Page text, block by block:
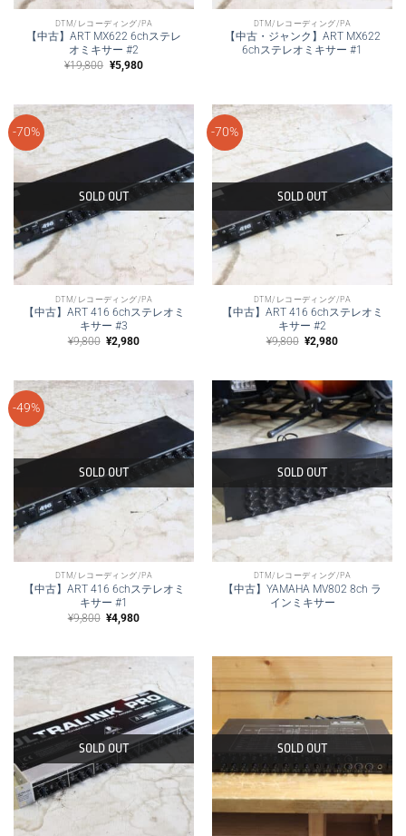
DTM/レコーディング/PA
【中古】ART MX622 6chステレ
オミキサー #2
¥19,800 元
は
¥19,800
で
し
た。
¥5,980現
格
で
DTM/レコーディング/PA
【中古・ジャンク】ART MX622
6chステレオミキサー #1
-70%
SOLD OUT
DTM/レコーディング/PA
【中古】ART 416 6chステレオミ
キサー #3
¥9,800 元
は
¥9,800
で
し
た。
¥2,980現
格
¥2,980
す。
-70%
SOLD OUT
DTM/レコーディング/PA
【中古】ART 416 6chステレオミ
キサー #2
¥9,800 元
は
¥9,800
で
し
た。
¥2,980現
格
は
¥2,980
で
す。
-49%
SOLD OUT
DTM/レコーディング/PA
【中古】ART 416 6chステレオミ
キサー #1
¥9,800 元
は
¥9,800
し
た。
¥4,980現
格
¥4,980
で
す。
SOLD OUT
DTM/レコーディング/PA
【中古】YAMAHA MV802 8ch ラ
インミキサー
SOLD OUT SOLD OUT